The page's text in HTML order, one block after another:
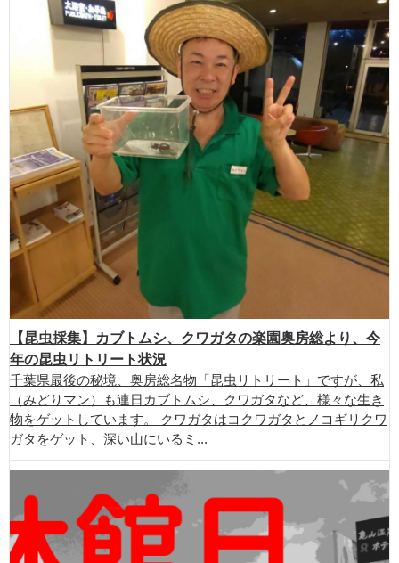
【昆虫採集】カブトムシ、クワガタの楽園奥房総より、今
年の昆虫リトリート状況
千葉県最後の秘境、奥房総名物「昆虫リトリート」ですが、私
（みどりマン）も連日カブトムシ、クワガタなど、様々な生き
物をゲットしています。 クワガタはコクワガタとノコギリクワ
ガタをゲット、深い山にいるミ...